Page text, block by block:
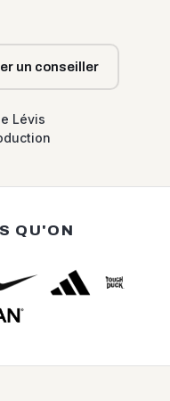
un conseiller
Lévis
QU'ON